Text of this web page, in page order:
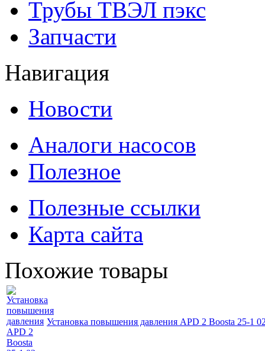
Трубы ТВЭЛ пэкс
Запчасти
Навигация
Новости
Аналоги насосов
Полезное
Полезные ссылки
Карта сайта
Похожие товары
Установка повышения давления APD 2 Boosta 25-1